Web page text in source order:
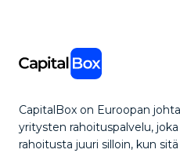
CapitalBox on Euroopan
yritysten rahoituspalvelu,
rahoitusta juuri silloin, kun